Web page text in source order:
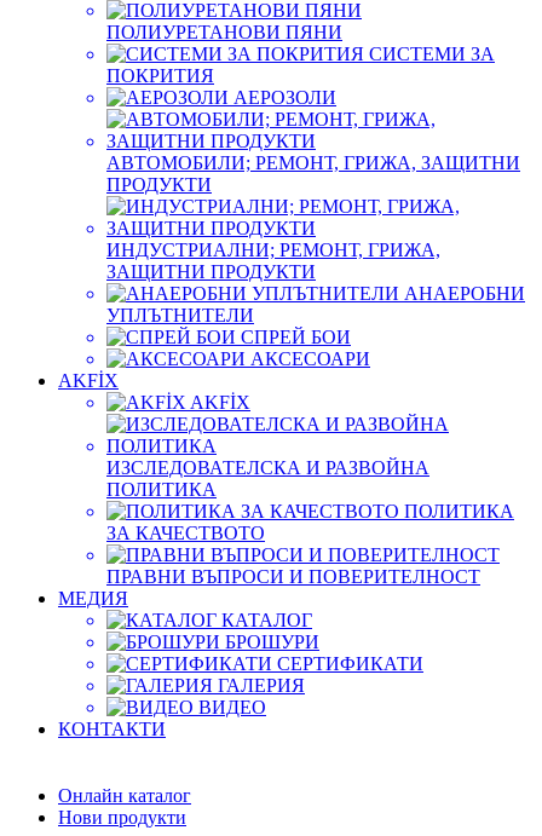
ПОЛИУРЕТАНОВИ ПЯНИ
СИСТЕМИ ЗА
ПОКРИТИЯ
АЕРОЗОЛИ
АВТОМОБИЛИ; РЕМОНТ, ГРИЖА, ЗАЩИТНИ
ПРОДУКТИ
ИНДУСТРИАЛНИ; РЕМОНТ, ГРИЖА,
ЗАЩИТНИ ПРОДУКТИ
АНАЕРОБНИ
УПЛЪТНИТЕЛИ
СПРЕЙ БОИ
АКСЕСОАРИ
AKFİX
AKFİX
ИЗСЛЕДОВАТЕЛСКА И РАЗВОЙНА
ПОЛИТИКА
ПОЛИТИКА
ЗА КАЧЕСТВОТО
ПРАВНИ ВЪПРОСИ И ПОВЕРИТЕЛНОСТ
МЕДИЯ
КАТАЛОГ
БРОШУРИ
СЕРТИФИКАТИ
ГАЛЕРИЯ
ВИДЕО
КОНТАКТИ
Онлайн каталог
Нови продукти